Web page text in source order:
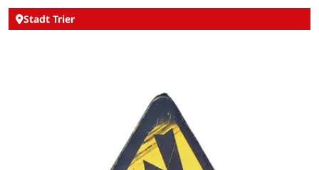
Stadt Trier